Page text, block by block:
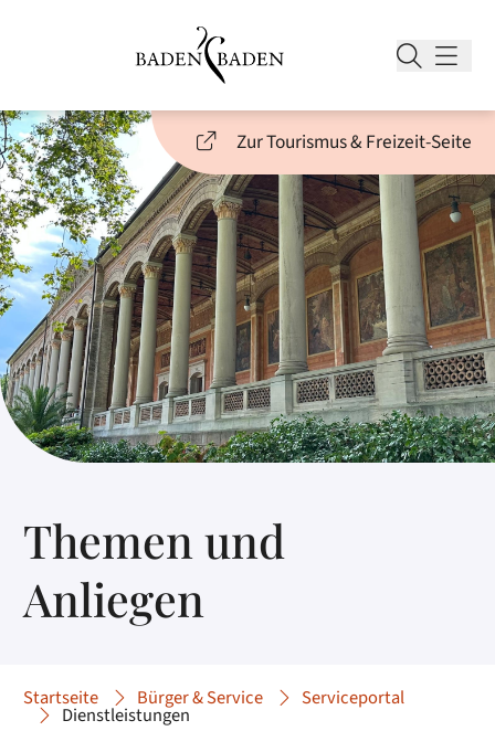
Zur Tourismus & Freizeit-Seite
Themen und
Anliegen
Startseite Bürger & Service Serviceportal
Dienstleistungen